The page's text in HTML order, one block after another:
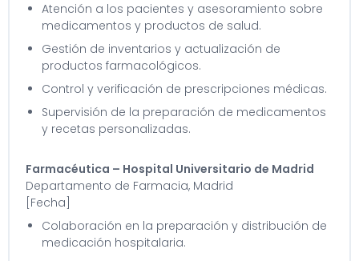
Atención a los pacientes y asesoramiento sobre
medicamentos y productos de salud.
Gestión de inventarios y actualización de
productos farmacológicos.
Control y verificación de prescripciones médicas.
Supervisión de la preparación de medicamentos
y recetas personalizadas.
Farmacéutica – Hospital Universitario de Madrid
Departamento de Farmacia, Madrid
[Fecha]
Colaboración en la preparación y distribución de
medicación hospitalaria.